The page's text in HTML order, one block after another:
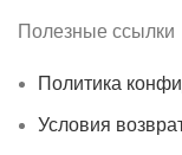
Полезные ссылки
Политика
Условия